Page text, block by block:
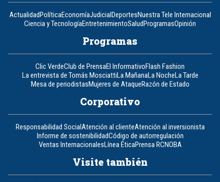
ActualidadPolíticaEconomíaJudicialDeportesNuestra Tele Internacional
Ciencia y TecnologíaEntretenimientoSaludProgramasOpinión
Programas
Clic VerdeClub de PrensaEl InformativoFlash Fashion
La entrevista de Tomás MosciattiLa MañanaLa NocheLa Tarde
Mesa de periodistasMujeres de AtaqueRazón de Estado
Corporativo
Responsabilidad SocialAtención al clienteAtención al inversionista
Informe de sostenibilidadCódigo de autorregulación
Ventas InternacionalesLínea ÉticaPrensa RCNOBA
Visite también